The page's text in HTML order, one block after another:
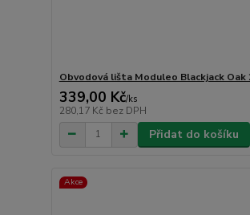
Obvodová lišta Moduleo Blackjack Oak
339,00 Kč/ks
280,17 Kč bez DPH
Přidat do košíku
Akce